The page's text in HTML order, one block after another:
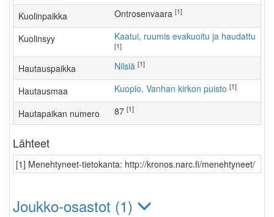
Kuolinpaikka Ontrosenvaara [1]
Kuolinsyy Kaatui, ruumis evakuoitu ja haudattu
[1]
Hautauspaikka Nilsiä [1]
Hautausmaa Kuopio, Vanhan kirkon puisto [1]
Hautapaikan numero 87 [1]
Lähteet
[1] Menehtyneet-tietokanta: http://kronos.narc.fi/menehtyneet/
Joukko-osastot (1)